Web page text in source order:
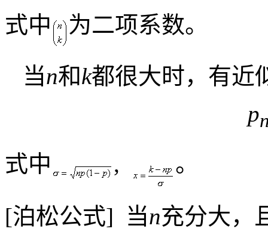
式中 为二项系数。
当n和k都很大时，有近
p
式中 , 。
[泊松公式] 当n充分大，